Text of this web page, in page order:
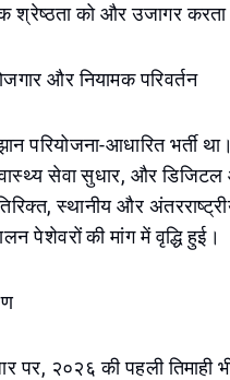
श्रेष्ठता को और उजागर करता
और नियामक परिवर्तन
परियोजना-आधारित भर्ती
सेवा सुधार, और डिजिटल
स्थानीय और
पेशेवरों की मांग में वृद्धि हुई।
पर, २०२६ की पहली